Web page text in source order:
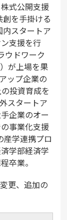
式公開支援
を手掛ける
スタートア
支援を行
ウドワーク
が上場を果
ップ企業の
投資育成を
スタートア
企業のオー
事業化支援
産学連携プロ
学部経済学
卒業。
更、追加の